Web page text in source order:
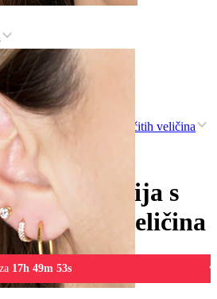
od titanija
s kamenčićima različitih veličina
od titanija s
različitih veličina
17h 49m 53s